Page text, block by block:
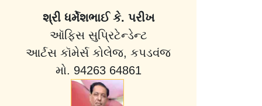
શ્રી ધર્મેશભાઈ કે. પરીખ
ઑફિસ સુપ્રિટેન્ડેન્ટ
આર્ટસ કૉમેર્સ કોલેજ, કપડવંજ
મો. 94263 64861